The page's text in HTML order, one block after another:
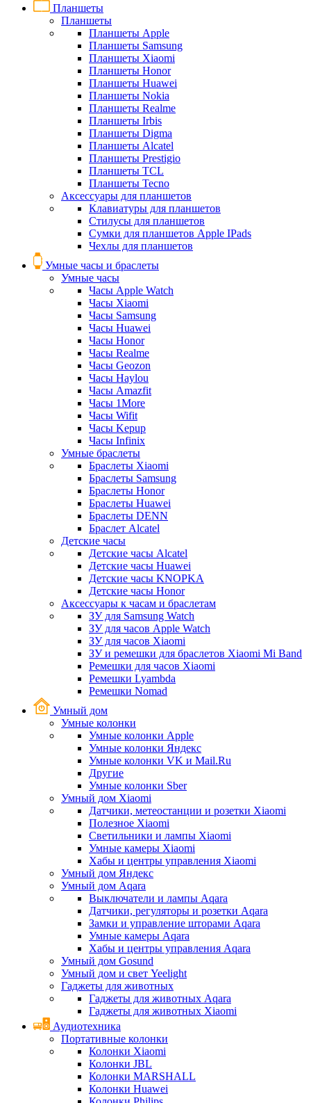
Планшеты
Планшеты
Планшеты Apple
Планшеты Samsung
Планшеты Xiaomi
Планшеты Honor
Планшеты Huawei
Планшеты Nokia
Планшеты Realme
Планшеты Irbis
Планшеты Digma
Планшеты Alcatel
Планшеты Prestigio
Планшеты TCL
Планшеты Tecno
Аксессуары для планшетов
Клавиатуры для планшетов
Стилусы для планшетов
Сумки для планшетов Apple IPads
Чехлы для планшетов
Умные часы и браслеты
Умные часы
Часы Apple Watch
Часы Xiaomi
Часы Samsung
Часы Huawei
Часы Honor
Часы Realme
Часы Geozon
Часы Haylou
Часы Amazfit
Часы 1More
Часы Wifit
Часы Kepup
Часы Infinix
Умные браслеты
Браслеты Xiaomi
Браслеты Samsung
Браслеты Honor
Браслеты Huawei
Браслеты DENN
Браслет Alcatel
Детские часы
Детские часы Alcatel
Детские часы Huawei
Детские часы KNOPKA
Детские часы Honor
Аксессуары к часам и браслетам
ЗУ для Samsung Watch
ЗУ для часов Apple Watch
ЗУ для часов Xiaomi
ЗУ и ремешки для браслетов Xiaomi Mi Band
Ремешки для часов Xiaomi
Ремешки Lyambda
Ремешки Nomad
Умный дом
Умные колонки
Умные колонки Apple
Умные колонки Яндекс
Умные колонки VK и Mail.Ru
Другие
Умные колонки Sber
Умный дом Xiaomi
Датчики, метеостанции и розетки Xiaomi
Полезное Xiaomi
Светильники и лампы Xiaomi
Умные камеры Xiaomi
Хабы и центры управления Xiaomi
Умный дом Яндекс
Умный дом Aqara
Выключатели и лампы Aqara
Датчики, регуляторы и розетки Aqara
Замки и управление шторами Aqara
Умные камеры Aqara
Хабы и центры управления Aqara
Умный дом Gosund
Умный дом и свет Yeelight
Гаджеты для животных
Гаджеты для животных Aqara
Гаджеты для животных Xiaomi
Аудиотехника
Портативные колонки
Колонки Xiaomi
Колонки JBL
Колонки MARSHALL
Колонки Huawei